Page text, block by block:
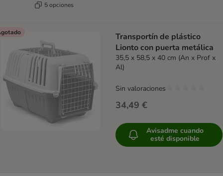
5 opciones
Transportín de plástico
Lionto con puerta metálica
35,5 x 58,5 x 40 cm (An x Prof x
Al)
34,49 €
Sin valoraciones
Avisadme cuando
esté disponible